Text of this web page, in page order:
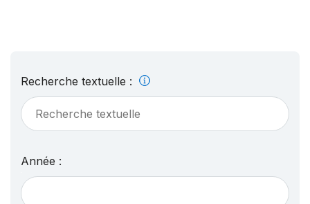
Recherche textuelle :
Année :